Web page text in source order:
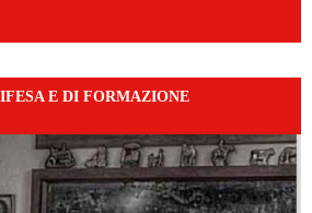
E DI FORMAZIONE